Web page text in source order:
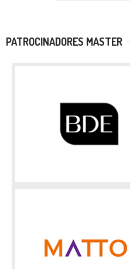
PATROCINADORES MASTER